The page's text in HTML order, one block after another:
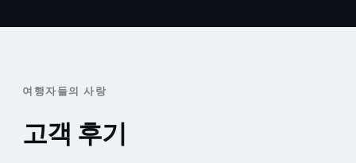
여행자들의 사랑
고객 후기